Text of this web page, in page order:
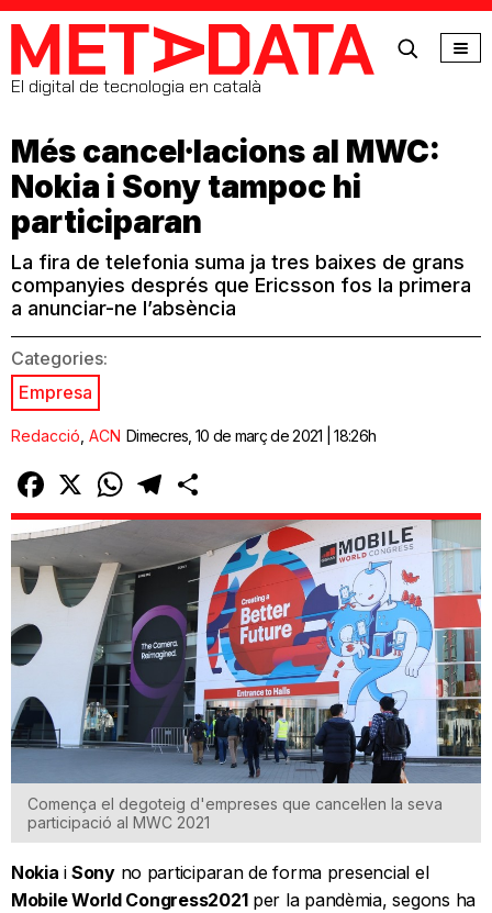
MetaData
El digital de tecnologia en català
Més cancel·lacions al MWC:
Nokia i Sony tampoc hi
participaran
La fira de telefonia suma ja tres baixes de grans
companyies després que Ericsson fos la primera
a anunciar-ne l’absència
Categories:
Empresa
Redacció ACN Dimecres, 10 de març de 2021 | 18:26h
Facebook
X WhatsAppTelegram
Comença el degoteig d'empreses que cancel·len la seva
participació al MWC 2021
Nokia i Sonyno participaran de forma presencial el
Mobile World Congress2021per la pandèmia, segons ha